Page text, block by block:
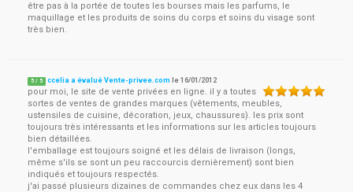
être pas à la portée de toutes les bourses mais les parfums, le
maquillage et les produits de soins du corps et soins du visage sont
très bien.
5 / 5 ccelia a évalué Vente-privee.com le16/01/2012
pour moi, le site de vente privées en ligne. il y a toutes
sortes de ventes de grandes marques (vêtements, meubles,
ustensiles de cuisine, décoration, jeux, chaussures). les prix sont
toujours très intéressants et les informations sur les articles toujours
bien détaillées.
l'emballage est toujours soigné et les délais de livraison (longs,
même s'ils se sont un peu raccourcis dernièrement) sont bien
indiqués et toujours respectés.
j'ai passé plusieurs dizaines de commandes chez eux dans les 4